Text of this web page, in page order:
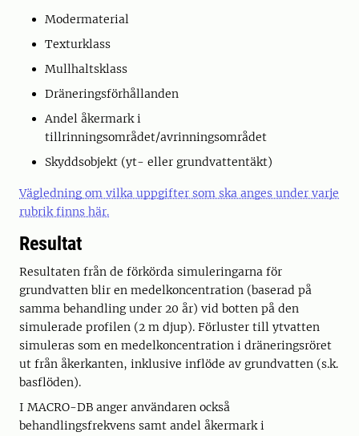
Modermaterial
Texturklass
Mullhaltsklass
Dräneringsförhållanden
Andel åkermark i
tillrinningsområdet/avrinningsområdet
Skyddsobjekt (yt- eller grundvattentäkt)
Vägledning om vilka uppgifter som ska anges under varje
rubrik finns här.
Resultat
Resultaten från de förkörda simuleringarna för
grundvatten blir en medelkoncentration (baserad på
samma behandling under 20 år) vid botten på den
simulerade profilen (2 m djup). Förluster till ytvatten
simuleras som en medelkoncentration i dräneringsröret
ut från åkerkanten, inklusive inflöde av grundvatten (s.k.
basflöden).
I MACRO-DB anger användaren också
behandlingsfrekvens samt andel åkermark i